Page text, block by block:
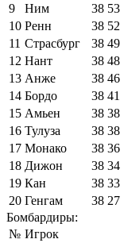
9
Ним 38 53
10 Ренн 38 52
11 Страсбург 38 49
12 Нант 38 48
13 Анже 38 46
14 Бордо 38 41
15 Амьен 38 38
16 Тулуза 38 38
17 Монако 38 36
18 Дижон 38 34
19 Кан 38 33
20 Генгам 38 27
Бомбардиры:
№ Игрок